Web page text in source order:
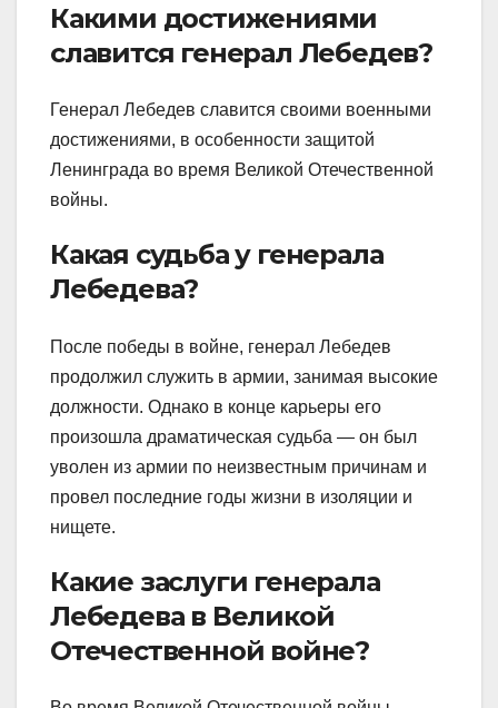
Какими достижениями
славится генерал Лебедев?
Генерал Лебедев славится своими военными
достижениями, в особенности защитой
Ленинграда во время Великой Отечественной
войны.
Какая судьба у генерала
Лебедева?
После победы в войне, генерал Лебедев
продолжил служить в армии, занимая высокие
должности. Однако в конце карьеры его
произошла драматическая судьба — он был
уволен из армии по неизвестным причинам и
провел последние годы жизни в изоляции и
нищете.
Какие заслуги генерала
Лебедева в Великой
Отечественной войне?